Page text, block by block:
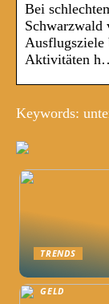
Bei
Schwarzwald
Ausflugsziele
Aktivitäten
Keywords:
TRENDS
GELD